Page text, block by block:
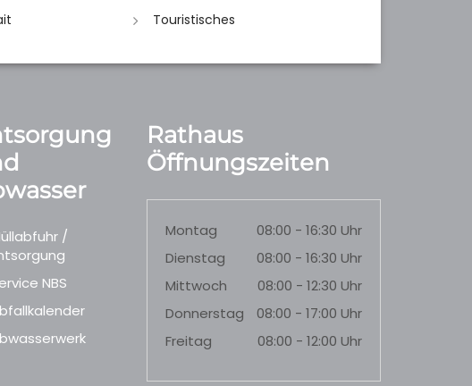
Touristisches
/
NBS
Rathaus
Öffnungszeiten
Montag
08:00 - 16:30 Uhr
Dienstag
08:00 - 16:30 Uhr
Mittwoch
08:00 - 12:30 Uhr
Donnerstag
08:00 - 17:00 Uhr
Freitag
08:00 - 12:00 Uhr